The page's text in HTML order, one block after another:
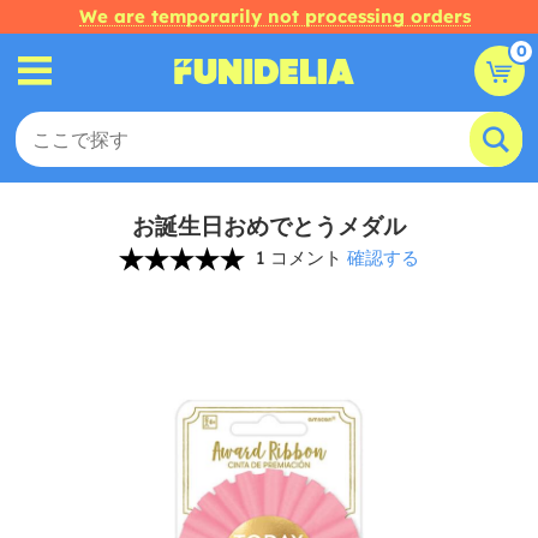
We are temporarily not processing orders
0
お誕生日おめでとうメダル
1 コメント 確認する